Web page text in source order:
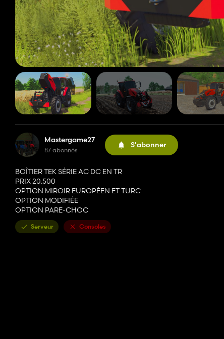
Mastergame27
87 abonnés
S'abonner
BOÎTIER TEK SÉRIE AC DC EN TR
PRIX 20.500
OPTION MIROIR EUROPÉEN ET TURC
OPTION MODIFIÉE
OPTION PARE-CHOC
Serveur Consoles